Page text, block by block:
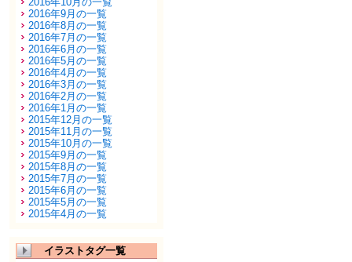
2016年9月の一覧
2016年8月の一覧
2016年7月の一覧
2016年6月の一覧
2016年5月の一覧
2016年4月の一覧
2016年3月の一覧
2016年2月の一覧
2016年1月の一覧
2015年12月の一覧
2015年11月の一覧
2015年10月の一覧
2015年9月の一覧
2015年8月の一覧
2015年7月の一覧
2015年6月の一覧
2015年5月の一覧
2015年4月の一覧
イラストタグ一覧